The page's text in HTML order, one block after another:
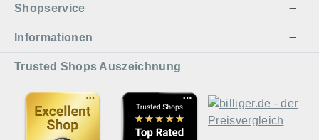
Shopservice
Informationen
Trusted Shops Auszeichnung